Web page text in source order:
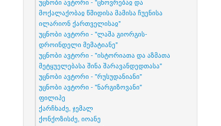
უცნობი ავტორი - "ცხოვრებაჲ და
მოქალაქობაჲ წმიდისა მამისა ჩუენისა
ილარიონ ქართველისაჲ"
უცნობი ავტორი - "ლაშა გიორგის-
დროინდელი მემატიანე"
უცნობი ავტორი - "ისტორიათა და აზმათა
მეტყუელებასა შინა შარავანდედთასა"
უცნობი ავტორი - "რუსუდანიანი"
უცნობი ავტორი - "ნარგიზოვანი"
ფილიპე
ქარჩხაძე, ჯემალ
ქონქოზისძე, იოანე